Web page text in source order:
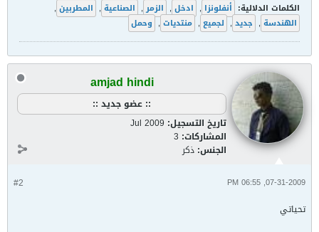
الكلمات الدلالية: أنفلونزا , ادخل , الزمر , الصناعية , المطربين ,
الهندسة , جديد , لجميع , منتديات , وحمل
amjad hindi
:: عضو جديد ::
تاريخ التسجيل: Jul 2009
المشاركات: 3
الجنس: ذكر
#2 07-31-2009, 06:55 PM
تحياتي